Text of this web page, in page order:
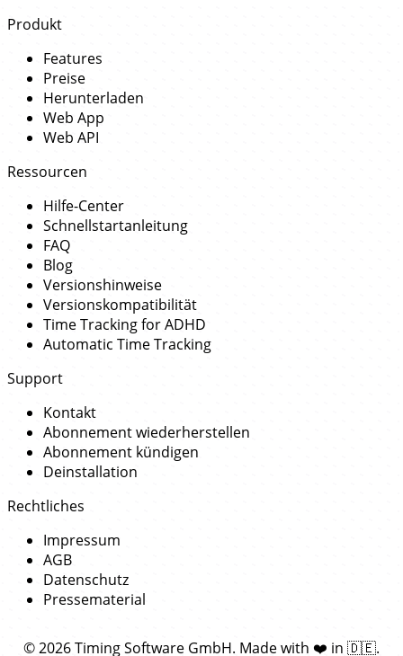
Produkt
Features
Preise
Herunterladen
Web App
Web API
Ressourcen
Hilfe-Center
Schnellstartanleitung
FAQ
Blog
Versionshinweise
Versionskompatibilität
Time Tracking for ADHD
Automatic Time Tracking
Support
Kontakt
Abonnement wiederherstellen
Abonnement kündigen
Deinstallation
Rechtliches
Impressum
AGB
Datenschutz
Pressematerial
© 2026 Timing Software GmbH. Made with ❤️ in 🇩🇪.